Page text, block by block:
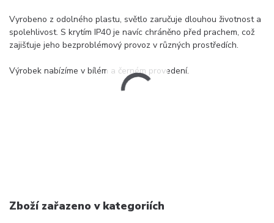
Vyrobeno z odolného plastu, světlo zaručuje dlouhou životnost a
spolehlivost. S krytím IP40 je navíc chráněno před prachem, což
zajišťuje jeho bezproblémový provoz v různých prostředích.
Výrobek nabízíme v bílém a černém provedení.
Zboží zařazeno v kategoriích